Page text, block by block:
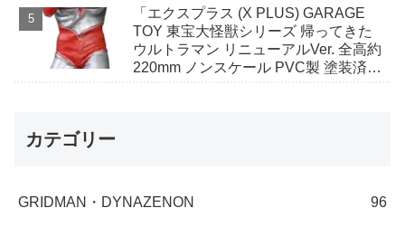
「エクスプラス (X PLUS) GARAGE
TOY 東宝大怪獣シリーズ 帰ってきた
ウルトラマン リニューアルVer. 全高約
220mm ノンスケール PVC製 塗装済み
カテゴリー
GRIDMAN・DYNAZENON 96